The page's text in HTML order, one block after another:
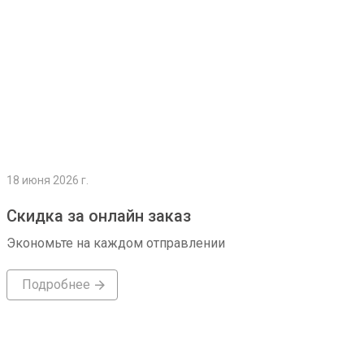
18 июня 2026 г.
Скидка за онлайн заказ
Экономьте на каждом отправлении
Подробнее